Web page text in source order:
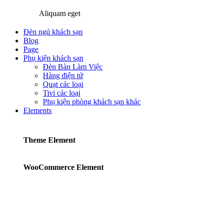
Aliquam eget
Đèn ngủ khách sạn
Blog
Page
Phụ kiện khách sạn
Đèn Bàn Làm Việc
Hàng điện tử
Quạt các loại
Tivi các loại
Phụ kiện phòng khách sạn khác
Elements
Theme Element
WooCommerce Element